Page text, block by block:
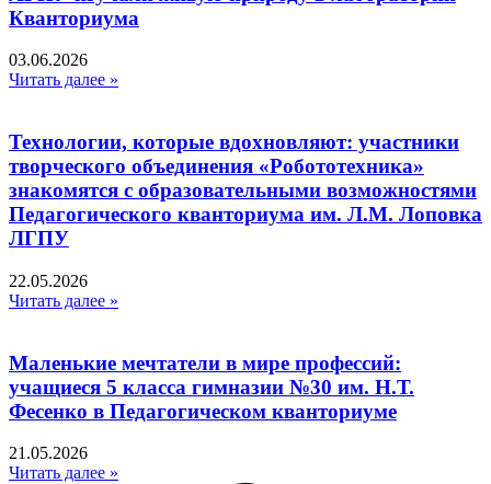
Кванториума
03.06.2026
Читать далее »
Технологии, которые вдохновляют: участники
творческого объединения «Робототехника»
знакомятся с образовательными возможностями
Педагогического кванториума им. Л.М. Лоповка
ЛГПУ
22.05.2026
Читать далее »
Маленькие мечтатели в мире профессий:
учащиеся 5 класса гимназии №30 им. Н.Т.
Фесенко в Педагогическом кванториуме
21.05.2026
Читать далее »